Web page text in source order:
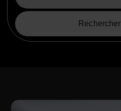
Rechercher